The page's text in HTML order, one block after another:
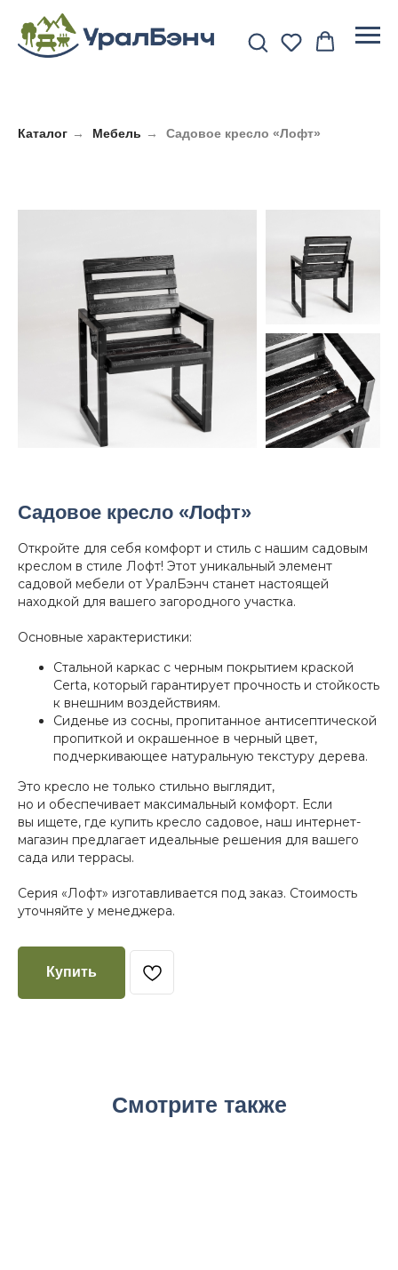
Каталог → Мебель → Садовое кресло «Лофт»
Садовое кресло «Лофт»
Откройте для себя комфорт и стиль с нашим садовым
креслом в стиле Лофт! Этот уникальный элемент
садовой мебели от УралБэнч станет настоящей
находкой для вашего загородного участка.
Основные характеристики:
Стальной каркас с черным покрытием краской
Certa, который гарантирует прочность и стойкость
к внешним воздействиям.
Сиденье из сосны, пропитанное антисептической
пропиткой и окрашенное в черный цвет,
подчеркивающее натуральную текстуру дерева.
Это кресло не только стильно выглядит,
но и обеспечивает максимальный комфорт. Если
вы ищете, где купить кресло садовое, наш интернет-
магазин предлагает идеальные решения для вашего
сада или террасы.
Серия «Лофт» изготавливается под заказ. Стоимость
уточняйте у менеджера.
Купить
Смотрите также